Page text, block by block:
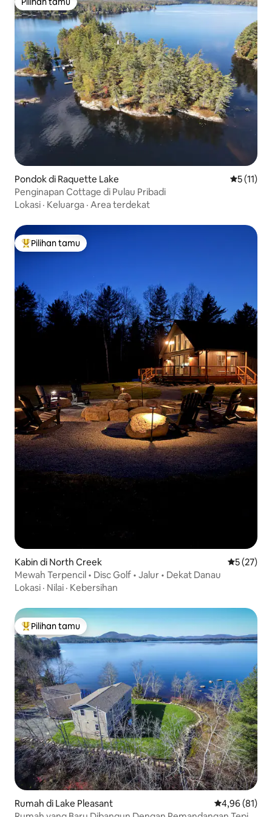
Pilihan tamu
Pondok di Raquette Lake Nilai rata-
5 (11)
Penginapan Cottage di Pulau Pribadi
Lokasi · Keluarga · Area terdekat
Pilihan tamu terpopuler
Pilihan tamu
Kabin di North Creek Nilai rata-
5 (27)
Mewah Terpencil • Disc Golf • Jalur • Dekat Danau
Lokasi · Nilai · Kebersihan
Pilihan tamu terpopuler
Pilihan tamu
Rumah di Lake Pleasant Nilai rata-rata
4,96 (81)